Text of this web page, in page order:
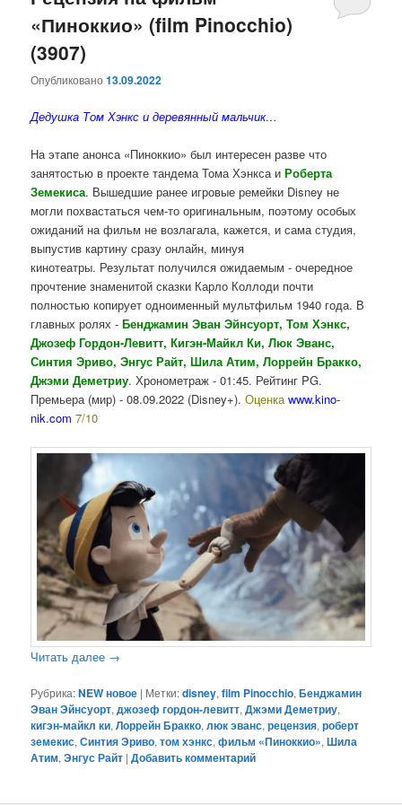
«Пиноккио» (film Pinocchio)
(3907)
Опубликовано13.09.2022
Дедушка Том Хэнкс и деревянный мальчик…
На этапе анонса «Пиноккио» был интересен разве что
занятостью в проекте тандема Тома Хэнкса иРоберта
Земекиса. Вышедшие ранее игровые ремейки Disney не
могли похвастаться чем-то оригинальным, поэтому особых
ожиданий на фильм не возлагала, кажется, и сама студия,
выпустив картину сразу онлайн, минуя
кинотеатры. Результат получился ожидаемым - очередное
прочтение знаменитой сказки Карло Коллоди почти
полностью копирует одноименный мультфильм 1940 года. В
главных ролях -Бенджамин Эван Эйнсуорт, Том Хэнкс,
Джозеф Гордон-Левитт, Кигэн-Майкл Ки, Люк Эванс,
Синтия Эриво, Энгус Райт, Шила Атим, Лоррейн Бракко,
Джэми Деметриу. Хронометраж - 01:45. Рейтинг PG.
Премьера (мир) - 08.09.2022 (Disney+).Оценкаwww.kino-
nik.com 7/10
Читать далее →
Рубрика:NEW новое | Метки:disney,film Pinocchio,Бенджамин
Эван Эйнсуорт,джозеф гордон-левитт,Джэми Деметриу,
кигэн-майкл ки,Лоррейн Бракко,люк эванс,рецензия,роберт
земекис,Синтия Эриво,том хэнкс,фильм «Пиноккио»,Шила
Атим,Энгус Райт |Добавить комментарий